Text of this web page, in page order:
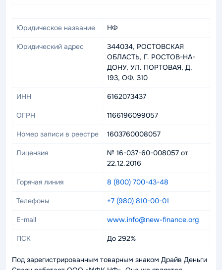
Юридическое название НФ
Юридический адрес
344034, РОСТОВСКАЯ
ОБЛАСТЬ, Г. РОСТОВ-НА-
ДОНУ, УЛ. ПОРТОВАЯ, Д.
193, ОФ. 310
ИНН 6162073437
ОГРН 1166196099057
Номер записи в реестре 1603760008057
Лицензия
№ 16-037-60-008057 от
22.12.2016
Горячая линия 8 (800) 700-43-48
Телефоны +7 (980) 810-00-01
E-mail www.info@new-finance.org
ПСК До 292%
Под зарегистрированным товарным знаком Драйв Деньги